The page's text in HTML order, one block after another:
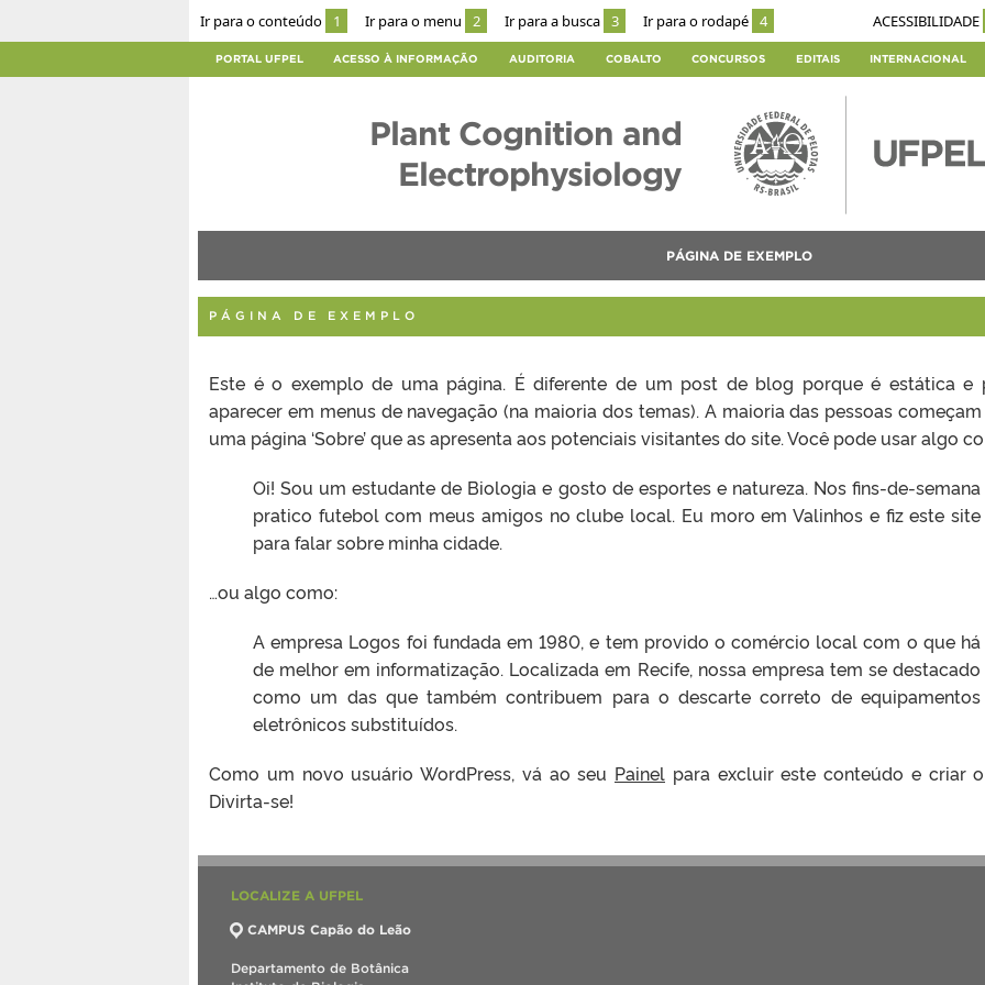
Ir para o conteúdo 1 Ir para o menu 2 Ir para a busca 3 Ir para o rodapé 4 ACESSIBILIDADE
PORTAL UFPEL ACESSO À INFORMAÇÃO AUDITORIA COBALTO CONCURSOS EDITAIS INTERNACIONAL
Plant Cognition and
Electrophysiology
PÁGINA DE EXEMPLO
PÁGINA DE EXEMPLO
Este é o exemplo de uma página. É diferente de um post de blog porque é estática e
aparecer em menus de navegação (na maioria dos temas). A maioria das pessoas
uma página ‘Sobre’ que as apresenta aos potenciais visitantes do site. Você pode usar algo
Oi! Sou um estudante de Biologia e gosto de esportes e natureza. Nos fins-de-semana
pratico futebol com meus amigos no clube local. Eu moro em Valinhos e fiz este site
para falar sobre minha cidade.
…ou algo como:
A empresa Logos foi fundada em 1980, e tem provido o comércio local com o que há
de melhor em informatização. Localizada em Recife, nossa empresa tem se destacado
como um das que também contribuem para o descarte correto de equipamentos
eletrônicos substituídos.
Como um novo usuário WordPress, vá ao seu Painel para excluir este conteúdo e criar
Divirta-se!
LOCALIZE A UFPEL
CAMPUS Capão do Leão
Departamento de Botânica